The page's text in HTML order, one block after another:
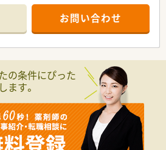
や飲食店もございます。
に50年以上の歴史がございます。
ライフスタイルに合わせた採用を行ってお
据えており、成長が望める企業です。
離が近く、風通しが良いので評価次第でエリ
にキャリアアップするチャンスもござい
あり、開業後のサポートも充実しておりま
お問い合わせ
の条件にぴった
ます。